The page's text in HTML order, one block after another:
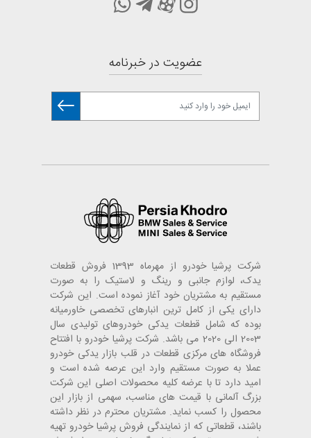
عضویت در خبرنامه
شرکت پرشیا خودرو از مهرماه 1393 فروش قطعات
یدک، لوازم جانبی و رینگ و لاستیک را به صورت
مستقیم به مشتریان خود آغاز نموده است. این شرکت
دارای یکی از کامل ترین انبارهای تخصصی خاورمیانه
بوده که شامل قطعات یدکی خودروهای تولیدی سال
2003 الی 2020 می باشد. شرکت پرشیا خودرو با افتتاح
فروشگاه های مرکزی قطعات در قلب بازار یدکی خودرو
عملا به صورت مستقیم وارد این عرصه شده است و
امید دارد تا با عرضه کلیه محصولات اصلی این شرکت
بزرگ آلمانی با قیمت های مناسب، سهمی از بازار این
محصول را کسب نماید. مشتریان محترم در نظر داشته
باشند، قطعاتی که از نمایندگی فروش پرشیا خودرو تهیه